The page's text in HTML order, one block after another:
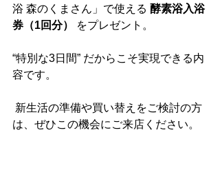
浴 森のくまさん」で使える 酵素浴入浴
券（1回分）
をプレゼント。
“特別な3日間” だからこそ実現できる内
容です。
は、ぜひこの機会にご来店ください。